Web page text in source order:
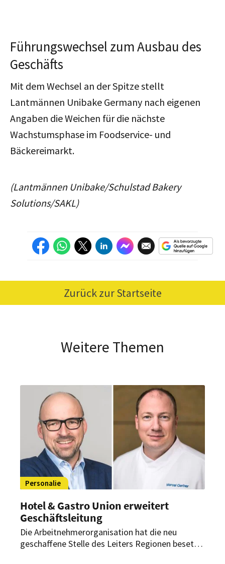
Führungswechsel zum Ausbau des
Geschäfts
Mit dem Wechsel an der Spitze stellt
Lantmännen Unibake Germany nach eigenen
Angaben die Weichen für die nächste
Wachstumsphase im Foodservice- und
Bäckereimarkt.
(Lantmännen Unibake/Schulstad Bakery
Solutions/SAKL)
Zurück zur Startseite
Weitere Themen
Personalie
Hotel & Gastro Union erweitert
Geschäftsleitung
Die Arbeitnehmerorganisation hat die neu
geschaffene Stelle des Leiters Regionen besetzt.